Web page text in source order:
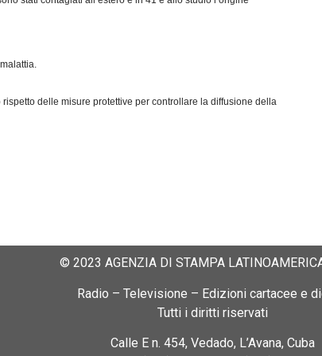
delle misure protettive per controllare la diffusione della
© 2023 AGENZIA DI STAMPA
Radio – Televisione – Edizioni cartacee e
Tutti i diritti riservati
Calle E n. 454, Vedado, L’Avana, Cuba